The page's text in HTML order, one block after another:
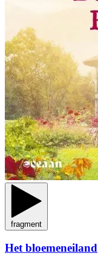
fragment
Het bloemeneiland